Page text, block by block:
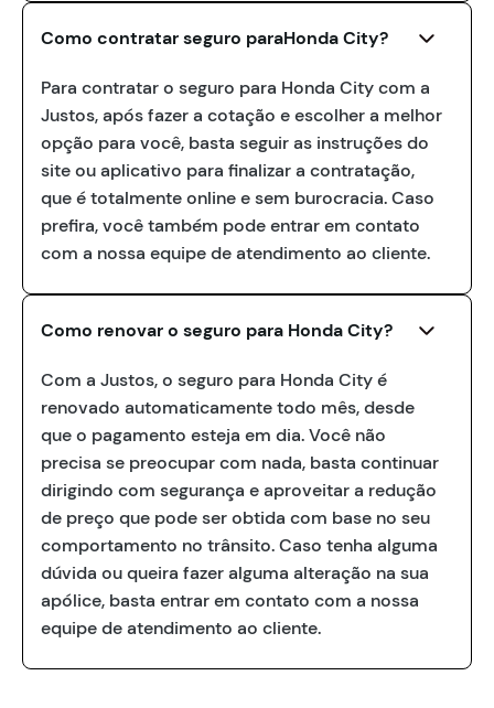
Como contratar seguro paraHonda City?
Para contratar o seguro para Honda City com a
Justos, após fazer a cotação e escolher a melhor
opção para você, basta seguir as instruções do
site ou aplicativo para finalizar a contratação,
que é totalmente online e sem burocracia. Caso
prefira, você também pode entrar em contato
com a nossa equipe de atendimento ao cliente.
Como renovar o seguro para Honda City?
Com a Justos, o seguro para Honda City é
renovado automaticamente todo mês, desde
que o pagamento esteja em dia. Você não
precisa se preocupar com nada, basta continuar
dirigindo com segurança e aproveitar a redução
de preço que pode ser obtida com base no seu
comportamento no trânsito. Caso tenha alguma
dúvida ou queira fazer alguma alteração na sua
apólice, basta entrar em contato com a nossa
equipe de atendimento ao cliente.